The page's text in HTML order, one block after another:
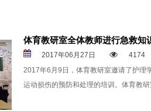
体育教研室全体教师进行急救知
2017年06月27日
4174
2017年6月9日，体育教研室邀请了护理
运动损伤的预防和处理的培训。体育教